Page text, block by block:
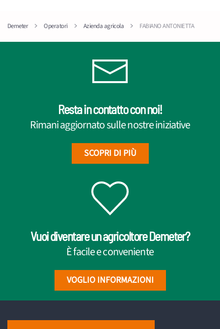
Demeter Operatori Azienda agricola FABIANO ANTONIETTA
Resta in contatto con noi!
Rimani aggiornato sulle nostre iniziative
SCOPRI DI PIÙ
Vuoi diventare un agricoltore Demeter?
È facile e conveniente
VOGLIO INFORMAZIONI